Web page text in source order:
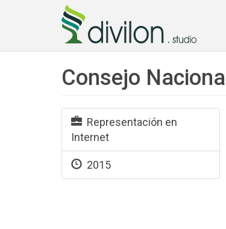
Consejo
Representación en
Internet
2015